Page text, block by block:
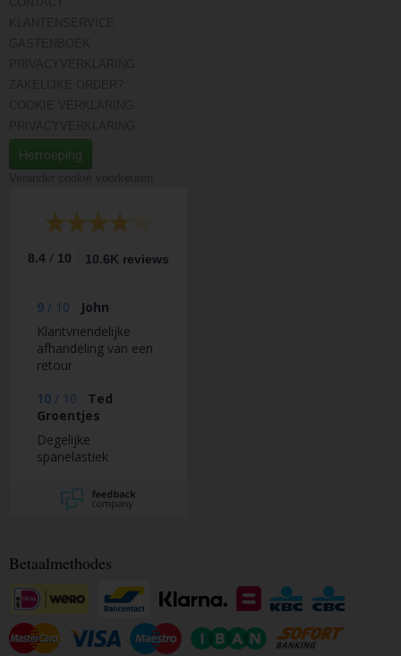
Herroeping
8.4 / 10 10.6K reviews
9 / 10
John
Klantvriendelijke
afhandeling van een
retour
10 / 10
Ted
Groentjes
Degelijke
spanelastiek
Betaalmethodes